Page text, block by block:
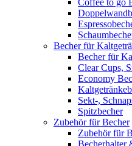
Coffee to go
Becher für
Becher für
Clear Cups,
Economy
Sekt-,
Spitzbecher
Zubehör für Becher
Zubehör für
Becherhalter